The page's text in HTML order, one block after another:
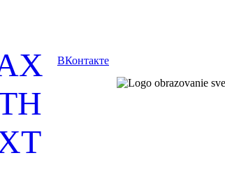
ВКонтакте